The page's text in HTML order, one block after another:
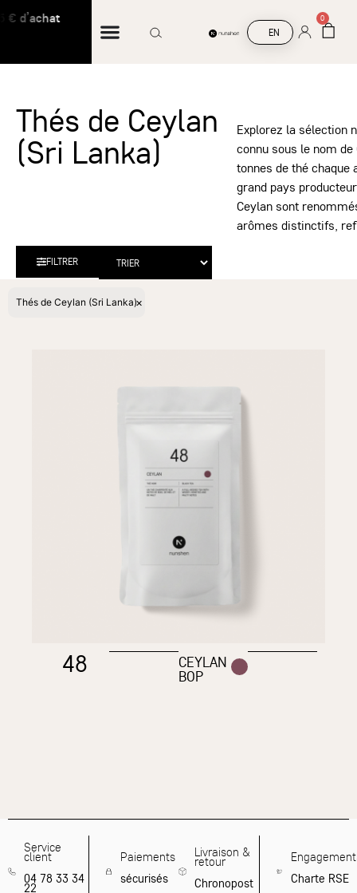
d’achat Livraison offerte à partir de 45 €
EN
0
Thés de Ceylan
(Sri Lanka)
Explorez la sélection
connu sous le nom
tonnes de thé chaque
grand pays
Ceylan sont
arômes distinctifs,
FILTRER
Thés de Ceylan (Sri Lanka)×
48 CEYLAN
BOP
Service
client
04 78 33 34
22
Paiements
sécurisés
Livraison &
retour
Chronopost
Charte RSE